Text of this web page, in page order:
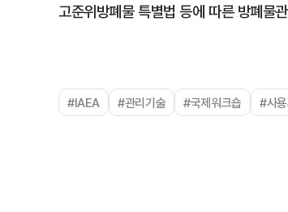
고준위방폐물 특별법 등에 따른 방폐물
#IAEA #관리기술 #국제워크숍 #사